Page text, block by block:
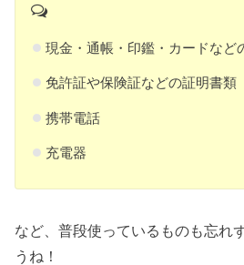
現金・通帳・印鑑・カードなど
免許証や保険証などの証明書類
携帯電話
充電器
など、普段使っているものも忘れ
うね！